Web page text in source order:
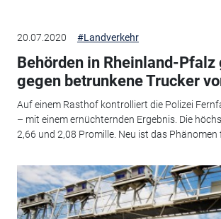
20.07.2020 #Landverkehr
Behörden in Rheinland-Pfalz
gegen betrunkene Trucker
Auf einem Rasthof kontrolliert die Polizei
– mit einem ernüchternden Ergebnis. Die
2,66 und 2,08 Promille. Neu ist das Phänomen